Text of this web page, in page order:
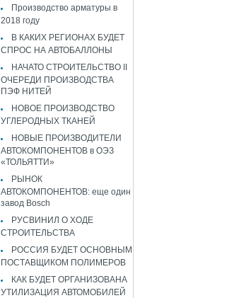
Производство арматуры в
2018 году
В КАКИХ РЕГИОНАХ БУДЕТ
СПРОС НА АВТОБАЛЛОНЫ
НАЧАТО СТРОИТЕЛЬСТВО II
ОЧЕРЕДИ ПРОИЗВОДСТВА
ПЭФ НИТЕЙ
НОВОЕ ПРОИЗВОДСТВО
УГЛЕРОДНЫХ ТКАНЕЙ
НОВЫЕ ПРОИЗВОДИТЕЛИ
АВТОКОМПОНЕНТОВ в ОЭЗ
«ТОЛЬЯТТИ»
РЫНОК
АВТОКОМПОНЕНТОВ: еще один
завод Bosch
РУСВИНИЛ О ХОДЕ
СТРОИТЕЛЬСТВА
РОССИЯ БУДЕТ ОСНОВНЫМ
ПОСТАВЩИКОМ ПОЛИМЕРОВ
КАК БУДЕТ ОРГАНИЗОВАНА
УТИЛИЗАЦИЯ АВТОМОБИЛЕЙ